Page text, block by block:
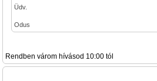
Üdv.
Odus
Rendben várom hívásod 10:00 tól